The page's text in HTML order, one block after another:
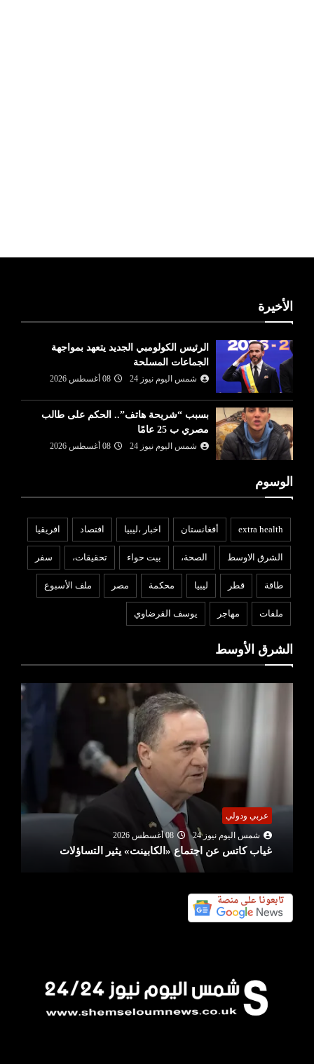
الأخيرة
الرئيس الكولومبي الجديد يتعهد بمواجهة
الجماعات المسلحة
شمس اليوم نيوز 24 08 أغسطس 2026
بسبب “شريحة هاتف”.. الحكم على طالب
مصري ب 25 عامًا
شمس اليوم نيوز 24 08 أغسطس 2026
الوسوم
extra health أفغانستان اخبار ،ليبيا افتصاد افريقيا
الشرق الاوسط الصحة، بيت حواء تحقيقات، سفر
طاقة قطر ليبيا محكمة مصر ملف الأسبوع
ملفات مهاجر يوسف القرضاوي
الشرق الأوسط
عربي ودولي
شمس اليوم نيوز 24
08 أغسطس 2026
غياب كاتس عن اجتماع «الكابينت» يثير التساؤلات